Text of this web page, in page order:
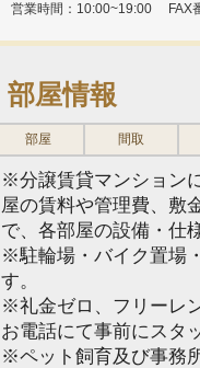
営業時間：10:00~19:00
FAX
部屋情報
部屋 間取
※分譲賃貸マンション
屋の賃料や管理費、敷
で、各部屋の設備・仕
※駐輪場・バイク置場
す。
※礼金ゼロ、フリーレ
お電話にて事前にスタ
※ペット飼育及び事務